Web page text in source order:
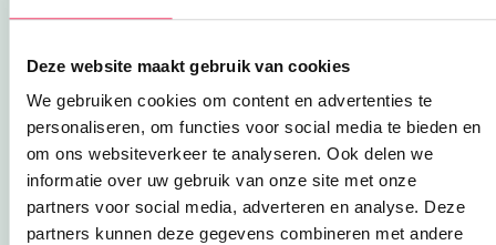
Deze website maakt gebruik van cookies
We gebruiken cookies om content en advertenties te
personaliseren, om functies voor social media te bieden en
om ons websiteverkeer te analyseren. Ook delen we
informatie over uw gebruik van onze site met onze
partners voor social media, adverteren en analyse. Deze
partners kunnen deze gegevens combineren met andere
Tip: Neem eens een kijkje in de
Kidsproof
Uitagenda
Deze link opent in een nieuwe tab
voor de actueelste uitjes. Ga voor een
toffe activiteit, avontuurlijk bezoekje aan een
museum of een spannende voorstelling.